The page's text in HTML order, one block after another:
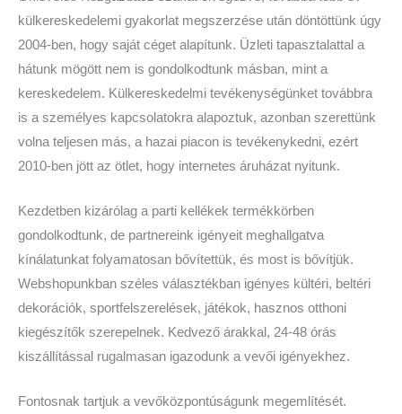
külkereskedelemi gyakorlat megszerzése után döntöttünk úgy
2004-ben, hogy saját céget alapítunk. Üzleti tapasztalattal a
hátunk mögött nem is gondolkodtunk másban, mint a
kereskedelem. Külkereskedelmi tevékenységünket továbbra
is a személyes kapcsolatokra alapoztuk, azonban szerettünk
volna teljesen más, a hazai piacon is tevékenykedni, ezért
2010-ben jött az ötlet, hogy internetes áruházat nyitunk.
Kezdetben kizárólag a parti kellékek termékkörben
gondolkodtunk, de partnereink igényeit meghallgatva
kínálatunkat folyamatosan bővítettük, és most is bővítjük.
Webshopunkban széles választékban igényes kültéri, beltéri
dekorációk, sportfelszerelések, játékok, hasznos otthoni
kiegészítők szerepelnek. Kedvező árakkal, 24-48 órás
kiszállítással rugalmasan igazodunk a vevői igényekhez.
Fontosnak tartjuk a vevőközpontúságunk megemlítését.